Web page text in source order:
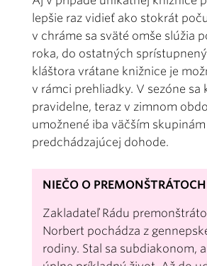
lepšie raz vidieť ako stokrát
v chráme sa sväté omše slúžia
roka, do ostatných
kláštora vrátane knižnice je
v rámci prehliadky. V sezóne sa
pravidelne, teraz v zimnom
umožnené iba väčším
predchádzajúcej dohode.
NIEČO O PREMONŠTRÁTOCH
Zakladateľ Rádu
Norbert pochádza z
rodiny. Stal sa subdiakonom,